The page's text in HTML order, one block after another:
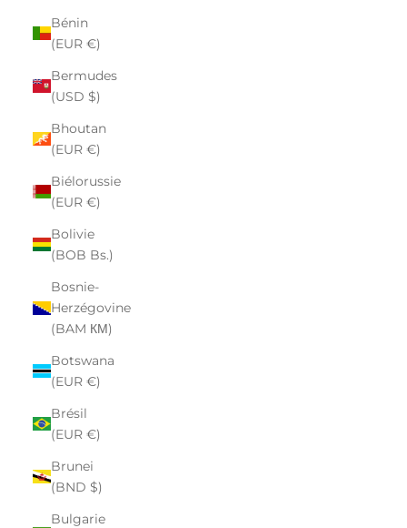
Bénin
(EUR €)
Bermudes
(USD $)
Bhoutan
(EUR €)
Biélorussie
(EUR €)
Bolivie
(BOB Bs.)
Bosnie-
Herzégovine
(BAM КМ)
Botswana
(EUR €)
Brésil
(EUR €)
Brunei
(BND $)
Bulgarie